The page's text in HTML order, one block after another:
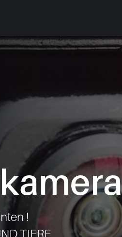
!
TIERE